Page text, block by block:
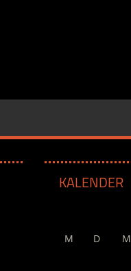
KALENDER
M D M